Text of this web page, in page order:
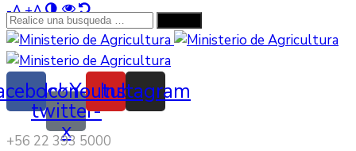
-A+A
Icon-
twitter-
x
Youtube
Instagram
‭+56 22 393 5000‬